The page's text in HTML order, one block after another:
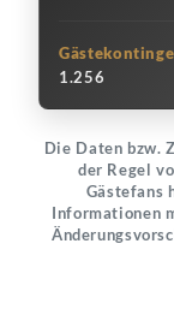
1.256
Die Daten bzw.
der Regel
Gästefans
Informationen